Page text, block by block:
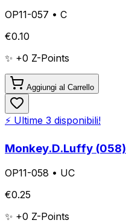
OP11-057 • C
€0.10
✨ +0 Z-Points
Aggiungi al Carrello
⚡ Ultime 3 disponibili!
Monkey.D.Luffy (058)
OP11-058 • UC
€0.25
✨ +0 Z-Points